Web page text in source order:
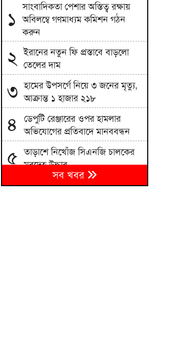
১
সাংবাদিকতা পেশার অস্তিত্ব রক্ষায়
অবিলম্বে গণমাধ্যম কমিশন গঠন
করুন
২ ইরানের নতুন ফি প্রস্তাবে বাড়লো
তেলের দাম
৩ হামের উপসর্গে নিয়ে ৩ জনের মৃত্যু,
আক্রান্ত ১ হাজার ২১৮
৪
ডেপুটি রেঞ্জারের ওপর হামলার
অভিযোগের প্রতিবাদে মানববন্ধন
৫ তাড়াশে নিখোঁজ সিএনজি চালকের
মরদেহ উদ্ধার
৬ বারবার দিল্লিকে যেভাবে জবাব
সব খবর